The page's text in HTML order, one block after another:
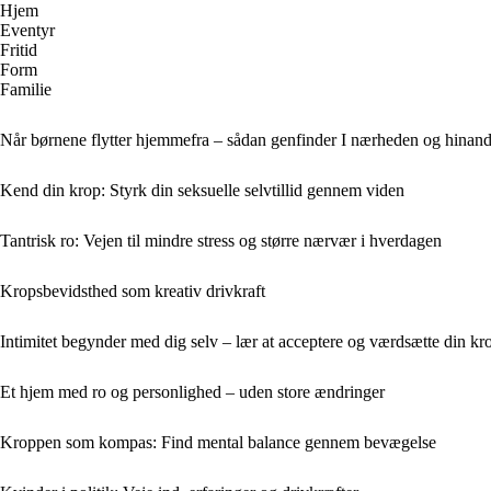
Hjem
Eventyr
Fritid
Form
Familie
Når børnene flytter hjemmefra – sådan genfinder I nærheden og
Kend din krop: Styrk din seksuelle selvtillid gennem viden
Tantrisk ro: Vejen til mindre stress og større nærvær i hverdagen
Kropsbevidsthed som kreativ drivkraft
Intimitet begynder med dig selv – lær at acceptere og værdsætte din
Et hjem med ro og personlighed – uden store ændringer
Kroppen som kompas: Find mental balance gennem bevægelse